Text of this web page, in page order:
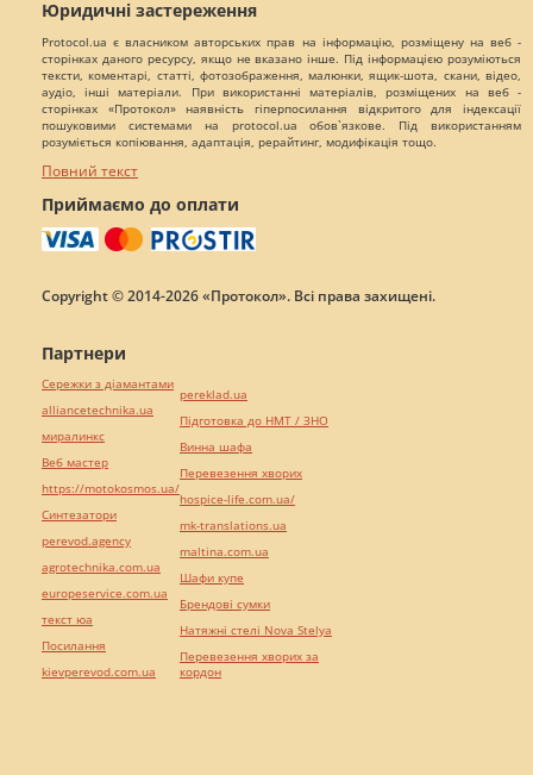
Юридичні застереження
Protocol.ua є власником авторських прав на інформацію, розміщену на веб -
сторінках даного ресурсу, якщо не вказано інше. Під інформацією розуміються
тексти, коментарі, статті, фотозображення, малюнки, ящик-шота, скани, відео,
аудіо, інші матеріали. При використанні матеріалів, розміщених на веб -
сторінках «Протокол» наявність гіперпосилання відкритого для індексації
пошуковими системами на protocol.ua обов`язкове. Під використанням
розуміється копіювання, адаптація, рерайтинг, модифікація тощо.
Повний текст
Приймаємо до оплати
Copyright © 2014-2026 «Протокол». Всі права захищені.
Партнери
Сережки з діамантами
alliancetechnika.ua
миралинкс
Веб мастер
https://motokosmos.ua/
Синтезатори
perevod.agency
agrotechnika.com.ua
europeservice.com.ua
текст юа
Посилання
kievperevod.com.ua
pereklad.ua
Підготовка до НМТ / ЗНО
Винна шафа
Перевезення хворих
hospice-life.com.ua/
mk-translations.ua
maltina.com.ua
Шафи купе
Брендові сумки
Натяжні стелі Nova Stelya
Перевезення хворих за
кордон